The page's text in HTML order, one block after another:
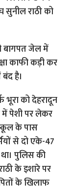
बागपत जेल में
काफी कड़ी कर
है।
को देहरादून
पेशी पर लेकर
के पास
से दो एके-47
पुलिस की
के इशारे पर
के खिलाफ